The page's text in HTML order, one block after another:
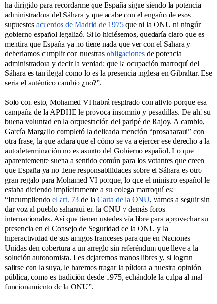
ha dirigido para recordarme que España sigue siendo la potencia
administradora del Sáhara y que acabe con el engaño de esos
supuestos acuerdos de Madrid de 1975 que ni la ONU ni ningún
gobierno español legalizó. Si lo hiciésemos, quedaría claro que es
mentira que España ya no tiene nada que ver con el Sáhara y
deberíamos cumplir con nuestras obligaciones de potencia
administradora y decir la verdad: que la ocupación marroquí del
Sáhara es tan ilegal como lo es la presencia inglesa en Gibraltar. Ese
sería el auténtico cambio ¿no?”.
Solo con esto, Mohamed VI habrá respirado con alivio porque esa
campaña de la APDHE le provoca insomnio y pesadillas. De ahí su
buena voluntad en la orquestación del paripé de Rajoy. A cambio,
García Margallo completó la delicada mención “prosaharaui” con
otra frase, la que aclara que el cómo se va a ejercer ese derecho a la
autodeterminación no es asunto del Gobierno español. Lo que
aparentemente suena a sentido común para los votantes que creen
que España ya no tiene responsabilidades sobre el Sáhara es otro
gran regalo para Mohamed VI porque, lo que el ministro español le
estaba diciendo implícitamente a su colega marroquí es:
“Incumpliendo el art. 73 de la Carta de la ONU, vamos a seguir sin
dar voz al pueblo saharaui en la ONU y demás foros
internacionales. Así que tienen ustedes vía libre para aprovechar su
presencia en el Consejo de Seguridad de la ONU y la
hiperactividad de sus amigos franceses para que en Naciones
Unidas den cobertura a un arreglo sin referéndum que lleve a la
solución autonomista. Les dejaremos manos libres y, si logran
salirse con la suya, le haremos tragar la píldora a nuestra opinión
pública, como es tradición desde 1975, echándole la culpa al mal
funcionamiento de la ONU”.